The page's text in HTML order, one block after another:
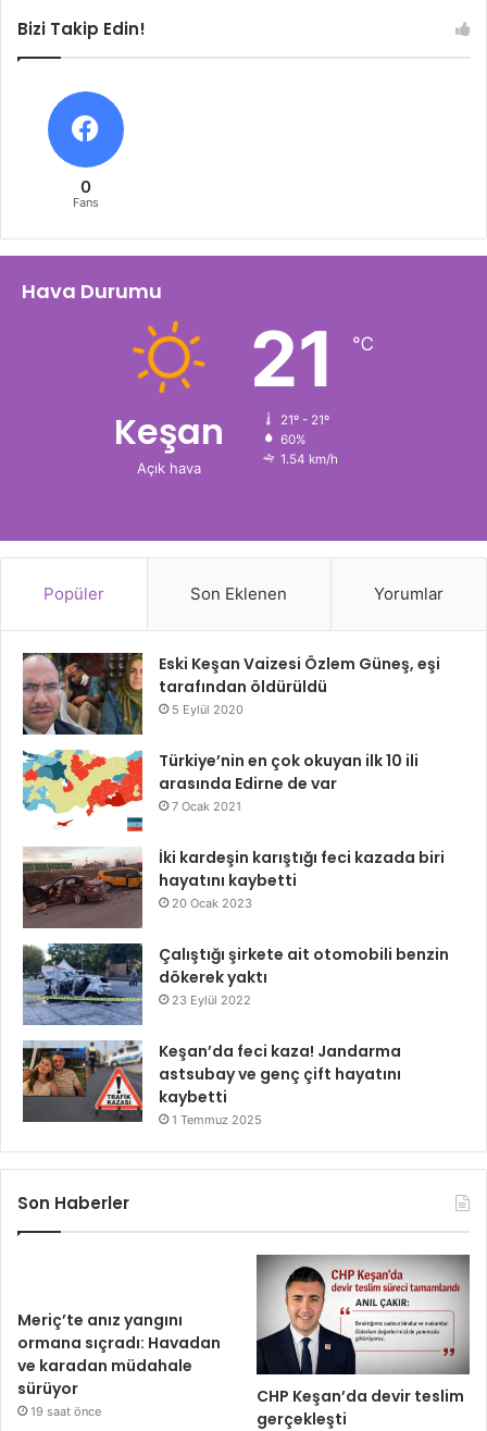
Bizi Takip Edin!
0
Fans
Hava Durumu
Keşan
Açık hava
21 ℃
21º - 21º
60%
1.54 km/h
Popüler Son Eklenen Yorumlar
Eski Keşan Vaizesi Özlem Güneş, eşi
tarafından öldürüldü
5 Eylül 2020
Türkiye’nin en çok okuyan ilk 10 ili
arasında Edirne de var
7 Ocak 2021
İki kardeşin karıştığı feci kazada biri
hayatını kaybetti
20 Ocak 2023
Çalıştığı şirkete ait otomobili benzin
dökerek yaktı
23 Eylül 2022
Keşan’da feci kaza! Jandarma
astsubay ve genç çift hayatını
kaybetti
1 Temmuz 2025
Son Haberler
Meriç’te anız yangını
ormana sıçradı: Havadan
ve karadan müdahale
sürüyor
19 saat önce
CHP Keşan’da devir teslim
gerçekleşti